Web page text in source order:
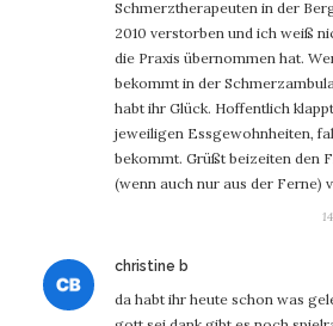
Schmerztherapeuten in der
2010 verstorben und ich weiß
die Praxis übernommen hat.
bekommt in der
habt ihr Glück. Hoffentlich
jeweiligen Essgewohnheiten,
bekommt. Grüßt beizeiten den
(wenn auch nur aus der Ferne)
christine b
da habt ihr heute schon was